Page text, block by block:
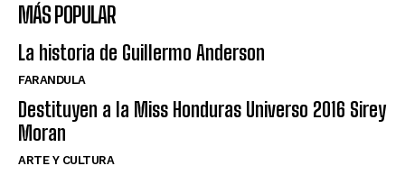
MÁS POPULAR
La historia de Guillermo Anderson
FARANDULA
Destituyen a la Miss Honduras Universo 2016 Sirey
Moran
ARTE Y CULTURA